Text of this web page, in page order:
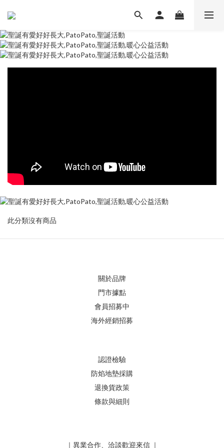
此分類沒有商品
關於品牌
門市據點
會員招募中
海外經銷招募
認證檢驗
防焰地墊採購
退換貨政策
條款與細則
｜異業合作、洽談歡迎來信 ｜